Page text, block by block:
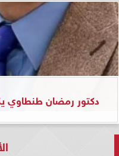
دكتور رمضان طنطاوي